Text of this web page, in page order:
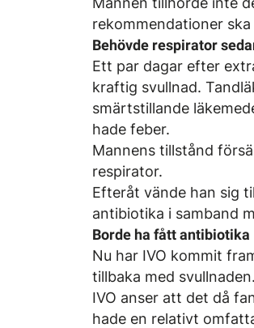
rekommendationer
Behövde respirator
Ett par dagar efter
kraftig svullnad.
smärtstillande
hade feber.
Mannens tillstånd
respirator.
Efteråt vände han sig
antibiotika i samband
Borde ha fått antibiotika
Nu har IVO kommit
tillbaka med svullnaden.
IVO anser att det då
hade en relativt